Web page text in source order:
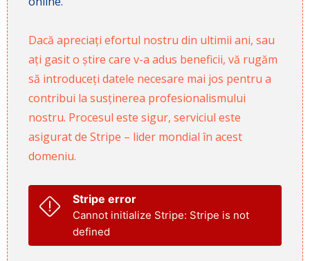
Dacă apreciați efortul nostru din ultimii ani, sau
ați gasit o știre care v-a adus beneficii, vă rugăm
să introduceți datele necesare mai jos pentru a
contribui la susținerea profesionalismului
nostru. Procesul este sigur, serviciul este
asigurat de Stripe – lider mondial în acest
domeniu.
Stripe error
Cannot initialize Stripe: Stripe is not
defined